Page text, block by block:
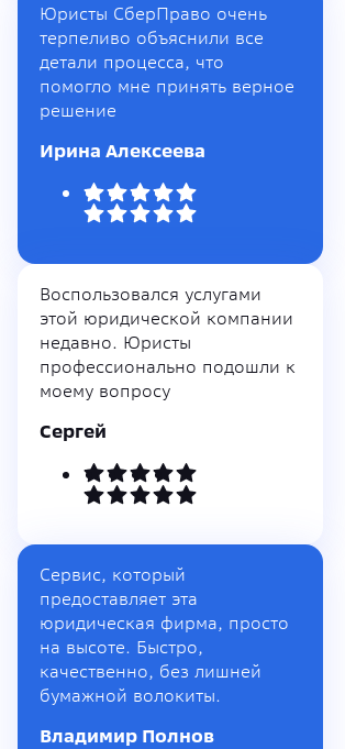
Юристы СберПраво очень
терпеливо объяснили все
детали процесса, что
помогло мне принять верное
решение
Ирина Алексеева
Воспользовался услугами
этой юридической компании
недавно. Юристы
профессионально подошли к
моему вопросу
Сергей
Сервис, который
предоставляет эта
юридическая фирма, просто
на высоте. Быстро,
качественно, без лишней
бумажной волокиты.
Владимир Полнов